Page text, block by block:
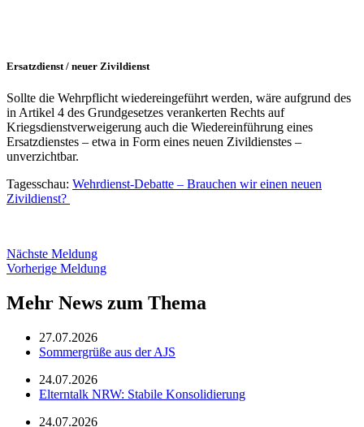
Ersatzdienst / neuer Zivildienst
Sollte die Wehrpflicht wiedereingeführt werden, wäre aufgrund des
in Artikel 4 des Grundgesetzes verankerten Rechts auf
Kriegsdienstverweigerung auch die Wiedereinführung eines
Ersatzdienstes – etwa in Form eines neuen Zivildienstes –
unverzichtbar.
Tagesschau: Wehrdienst-Debatte – Brauchen wir einen neuen
Zivildienst?
Nächste Meldung
Vorherige Meldung
Mehr News zum Thema
27.07.2026
Sommergrüße aus der AJS
24.07.2026
Elterntalk NRW: Stabile Konsolidierung
24.07.2026